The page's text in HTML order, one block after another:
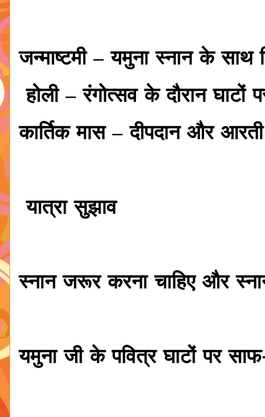
जन्माष्टमी – यमुना स्नान के साथ
होली – रंगोत्सव के दौरान
कार्तिक मास – दीपदान और
यात्रा सुझाव
स्नान जरूर करना चाहिए और
यमुना जी के पवित्र घाटों पर